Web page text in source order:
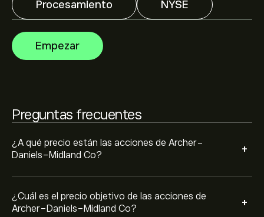
Procesamiento NYSE
Empezar
Preguntas frecuentes
¿A qué precio están las acciones de Archer-
Daniels-Midland Co?
+
¿Cuál es el precio objetivo de las acciones de
Archer-Daniels-Midland Co?
+
Las previsiones de los analistas para las acciones de
Archer-Daniels-Midland Co se basan en las tendencias
del mercado, los estados financieros y el crecimiento
previsto. Consulta las previsiones más recientes para
conocer la evolución futura de los precios.
Basado en las recomendaciones de 3 analistas para
Compra moderada.